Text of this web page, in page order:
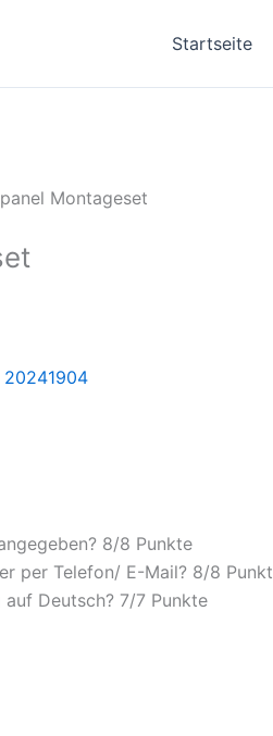
Startseite
Montageset
20241904
8/8 Punkte
per Telefon/ E-Mail? 8/8
Deutsch? 7/7 Punkte